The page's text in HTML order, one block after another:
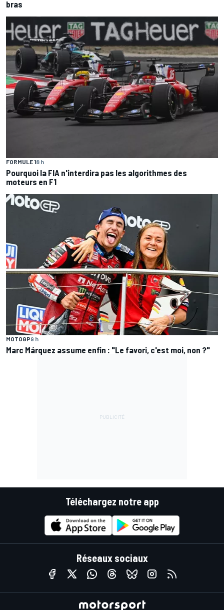
bras
FORMULE 18 h
Pourquoi la FIA n'interdira pas les algorithmes des
moteurs en F1
MOTOGP9 h
Marc Márquez assume enfin : "Le favori, c'est moi, non ?"
Téléchargez notre app
Réseaux sociaux